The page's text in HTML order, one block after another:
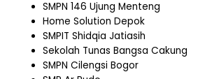
SMPN 146 Ujung Menteng
Home Solution Depok
SMPIT Shidqia Jatiasih
Sekolah Tunas Bangsa Cakung
SMPN Cilengsi Bogor